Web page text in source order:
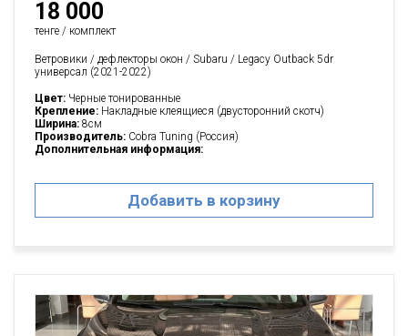
18 000
тенге / комплект
Ветровики / дефлекторы окон / Subaru / Legacy Outback 5dr
универсал (2021-2022)
Цвет: Черные тонированные
Крепление: Накладные клеящиеся (двусторонний скотч)
Ширина: 8см
Производитель: Cobra Tuning (Россия)
Дополнительная информация:
Добавить в корзину